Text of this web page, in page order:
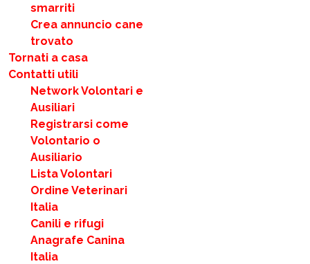
smarriti
Crea annuncio cane
trovato
Tornati a casa
Contatti utili
Network Volontari e
Ausiliari
Registrarsi come
Volontario o
Ausiliario
Lista Volontari
Ordine Veterinari
Italia
Canili e rifugi
Anagrafe Canina
Italia